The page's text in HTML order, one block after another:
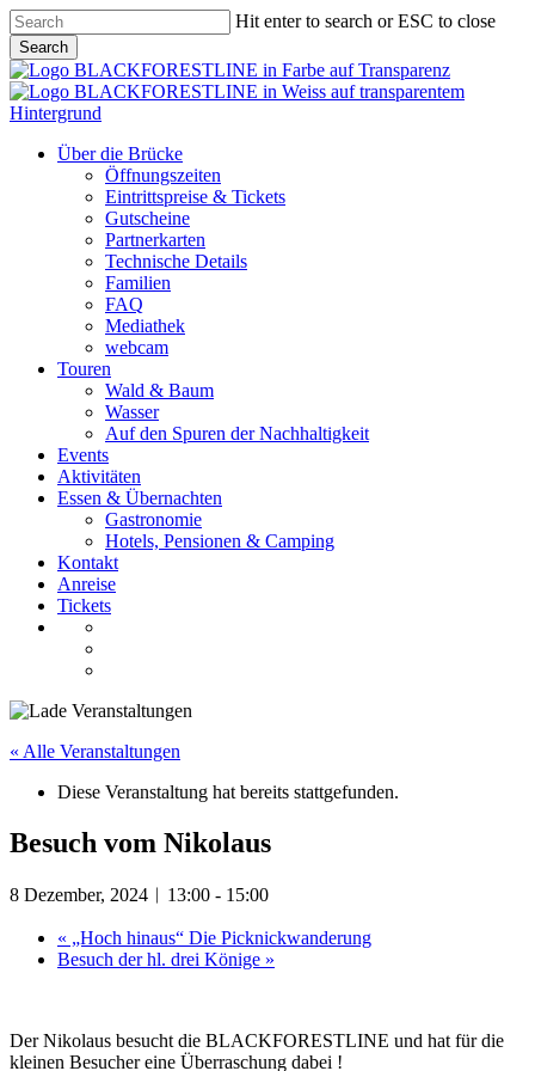
Skip
to
main
content
Hit enter to search or ESC to close
Search
Close
Search
Menu
Über die Brücke
Öffnungszeiten
Eintrittspreise & Tickets
Gutscheine
Partnerkarten
Technische Details
Familien
FAQ
Mediathek
webcam
Touren
Wald & Baum
Wasser
Auf den Spuren der Nachhaltigkeit
Events
Aktivitäten
Essen & Übernachten
Gastronomie
Hotels, Pensionen & Camping
Kontakt
Anreise
Tickets
« Alle Veranstaltungen
Diese Veranstaltung hat bereits stattgefunden.
Besuch vom Nikolaus
8 Dezember, 2024︱13:00 - 15:00
« „Hoch hinaus“ Die Picknickwanderung
Besuch der hl. drei Könige »
Der Nikolaus besucht die BLACKFORESTLINE und hat für die
kleinen Besucher eine Überraschung dabei !